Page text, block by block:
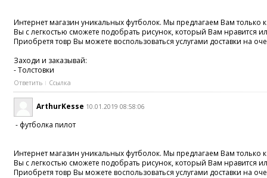
Интернет магазин уникальных футболок. Мы предлагаем Вам
Вы с легкостью сможете подобрать рисунок, который Вам нравится
Приобретя товр Вы можете воспользоваться услугами доставки на
Заходи и заказывай:
- Толстовки
Ответить Ссылка
ArthurKesse 10.01.2019 08:58:06
- футболка пилот
Интернет магазин уникальных футболок. Мы предлагаем Вам
Вы с легкостью сможете подобрать рисунок, который Вам нравится
Приобретя товр Вы можете воспользоваться услугами доставки на